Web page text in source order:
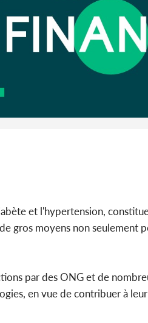
et l'hypertension,
gros moyens non seulement
par des ONG et de
en vue de contribuer à